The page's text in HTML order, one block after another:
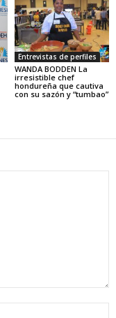
Entrevistas de perfiles
WANDA BODDEN La
irresistible chef
hondureña que cautiva
con su sazón y “tumbao”